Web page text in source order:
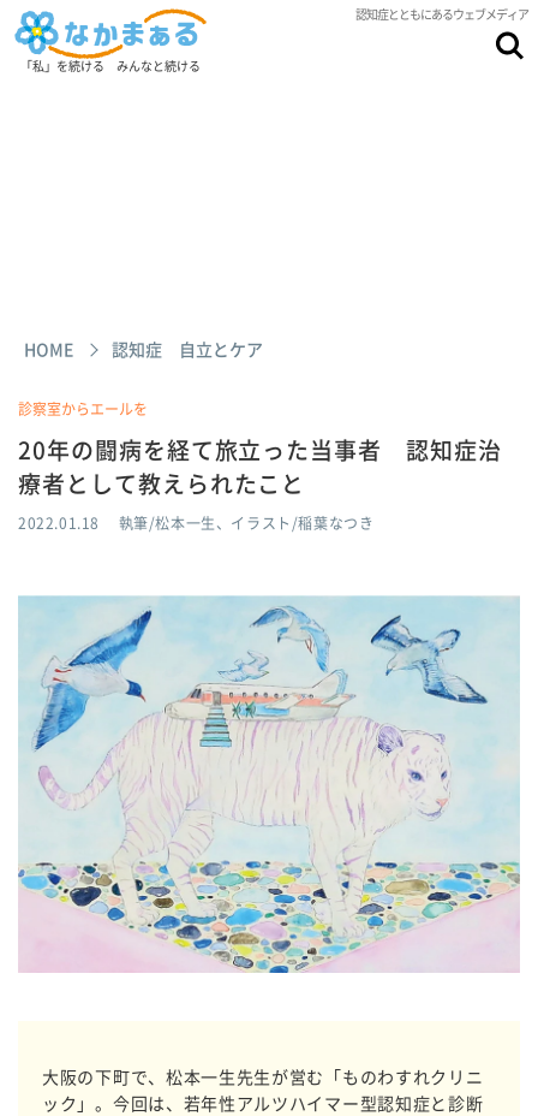
認知症とともにあるウェブメディア
「私」を続ける みんなと続ける
HOME 認知症 自立とケア
診察室からエールを
20年の闘病を経て旅立った当事者 認知症治
療者として教えられたこと
2022.01.18 執筆/松本一生、イラスト/稲葉なつき
大阪の下町で、松本一生先生が営む「ものわすれクリニ
ック」。今回は、若年性アルツハイマー型認知症と診断